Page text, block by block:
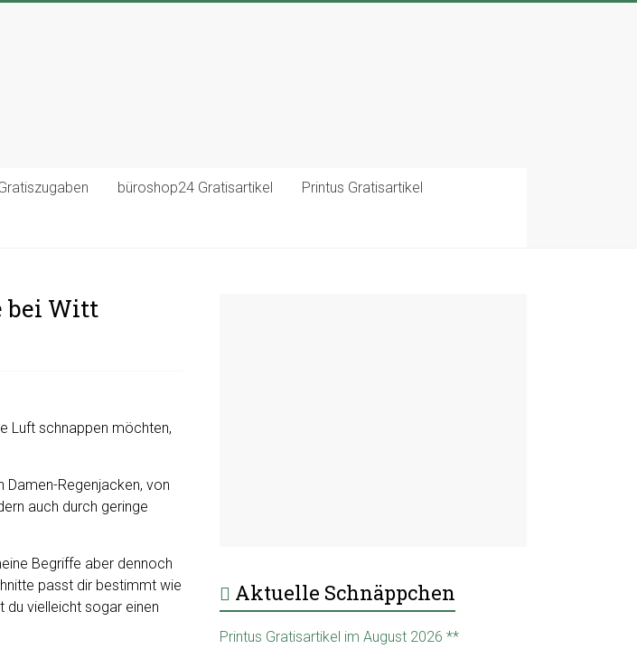
büroshop24 Gratisartikel Printus Gratisartikel
bei Witt
Luft schnappen möchten,
Damen-Regenjacken, von
auch durch geringe
Begriffe aber dennoch
passt dir bestimmt wie
du vielleicht sogar einen
Aktuelle Schnäppchen
Printus Gratisartikel im August 2026 **